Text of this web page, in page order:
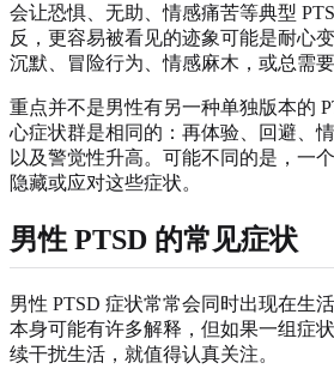
会让恐惧、无助、情感痛苦等典型
反，更容易被看见的迹象可能是耐心
沉默、冒险行为、情感麻木，或总需
重点并不是男性有另一种单独版本的
心症状群是相同的：再体验、回避、
以及警觉性升高。可能不同的是，一
隐藏或应对这些症状。
男性 PTSD 的常见症状
男性 PTSD 症状常常会同时出现在生
本身可能有许多解释，但如果一组症
续干扰生活，就值得认真关注。